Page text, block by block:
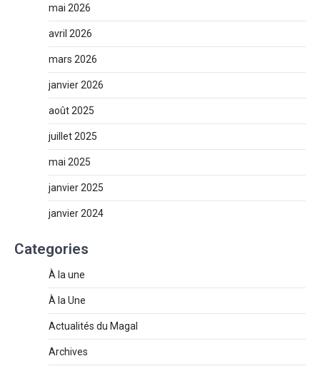
mai 2026
avril 2026
mars 2026
janvier 2026
août 2025
juillet 2025
mai 2025
janvier 2025
janvier 2024
Categories
À la une
À la Une
Actualités du Magal
Archives